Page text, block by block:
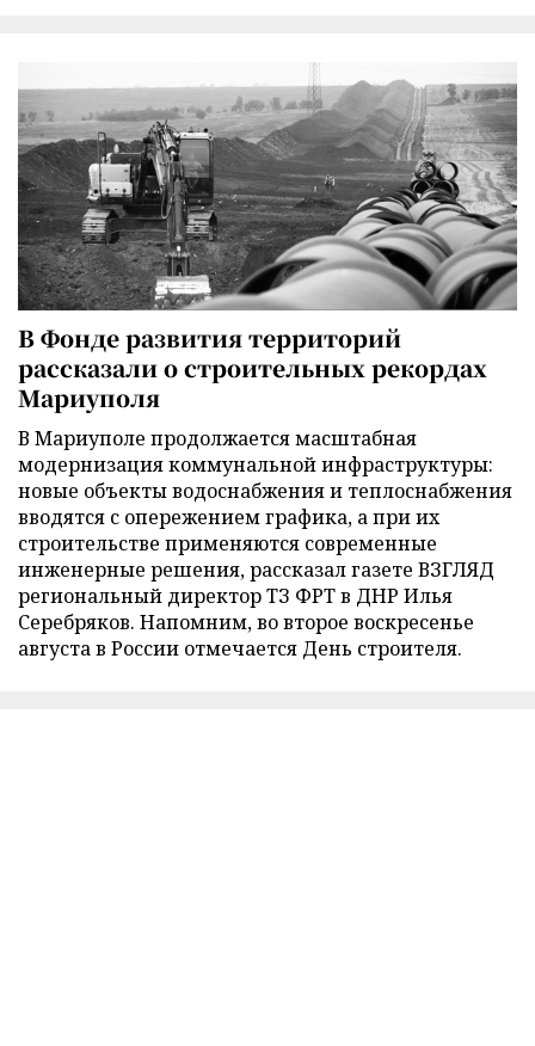
В Фонде развития территорий
рассказали о строительных рекордах
Мариуполя
В Мариуполе продолжается масштабная
модернизация коммунальной инфраструктуры:
новые объекты водоснабжения и теплоснабжения
вводятся с опережением графика, а при их
строительстве применяются современные
инженерные решения, рассказал газете ВЗГЛЯД
региональный директор ТЗ ФРТ в ДНР Илья
Серебряков. Напомним, во второе воскресенье
августа в России отмечается День строителя.